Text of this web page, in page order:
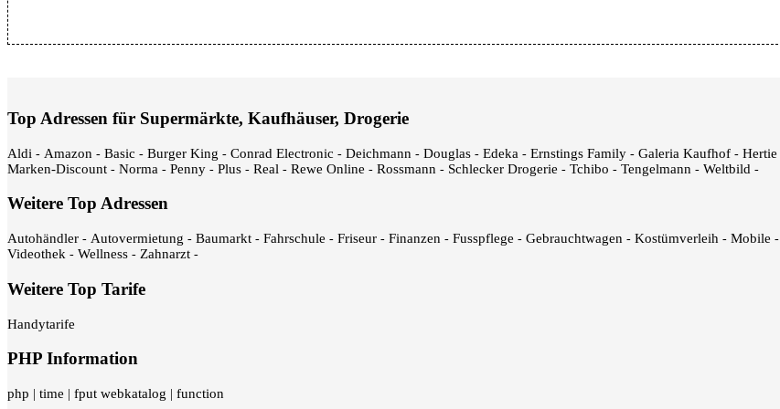
Top Adressen für Supermärkte, Kaufhäuser, Drogerie
Aldi - Amazon - Basic - Burger King - Conrad Electronic - Deichmann - Douglas - Edeka - Ernstings Family - Galeria Kaufhof - Hertie
Marken-Discount - Norma - Penny - Plus - Real - Rewe Online - Rossmann - Schlecker Drogerie - Tchibo - Tengelmann - Weltbild -
Weitere Top Adressen
Autohändler - Autovermietung - Baumarkt - Fahrschule - Friseur - Finanzen - Fusspflege - Gebrauchtwagen - Kostümverleih - Mobile -
Videothek - Wellness - Zahnarzt -
Weitere Top Tarife
Handytarife
PHP Information
php time fput webkatalog function